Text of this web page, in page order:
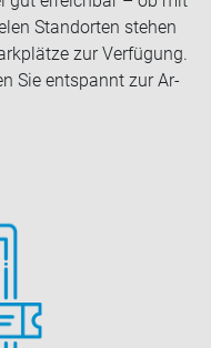
Stand­or­ten ste­hen
zur Ver­fü­gung.
Sie ent­spannt zur Ar­